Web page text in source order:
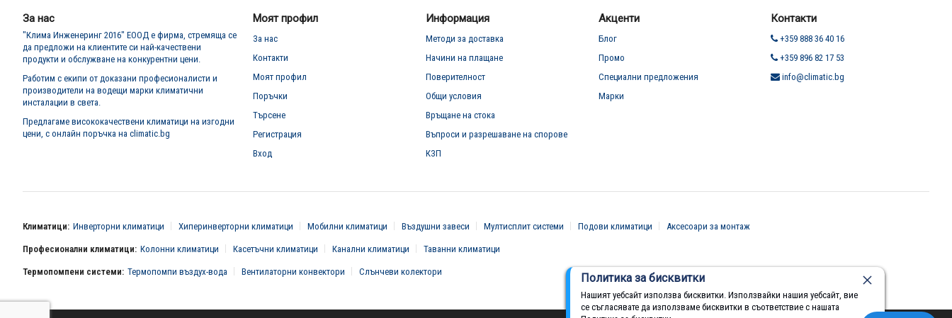
Политика за бисквитки
Нашият уебсайт използва бисквитки. Използвайки нашия уебсайт, вие
се съгласявате да използваме бисквитки в съответствие с нашата
За нас
"Клима Инженеринг 2016" ЕООД е фирма, стремяща се
да предложи на клиентите си най-качествени
продукти и обслужване на конкурентни цени.
Работим с екипи от доказани професионалисти и
производители на водещи марки климатични
инсталации в света.
Предлагаме висококачествени климатици на изгодни
цени, с онлайн поръчка на climatic.bg
Моят профил
За нас
Контакти
Моят профил
Поръчки
Търсене
Регистрация
Вход
Информация
Методи за доставка
Начини на плащане
Поверителност
Общи условия
Връщане на стока
Въпроси и разрешаване на спорове
КЗП
Акценти
Блог
Промо
Специални предложения
Марки
Контакти
+359 888 36 40 16
+359 896 82 17 53
info@climatic.bg
Климатици: Инверторни климатици Хиперинверторни климатици Мобилни климатици Въздушни завеси Мултисплит системи Подови климатици Аксесоари за монтаж
Професионални климатици: Колонни климатици Касетъчни климатици Канални климатици Таванни климатици
Термопомпени системи: Термопомпи въздух-вода Вентилаторни конвектори Слънчеви колектори